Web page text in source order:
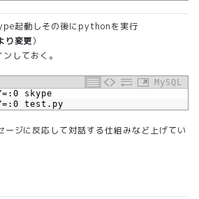
起動しその後にpythonを実行
り変更）
しておく。
MySQL
skype
test.py
ージに反応して対話する仕組みなど上げてい